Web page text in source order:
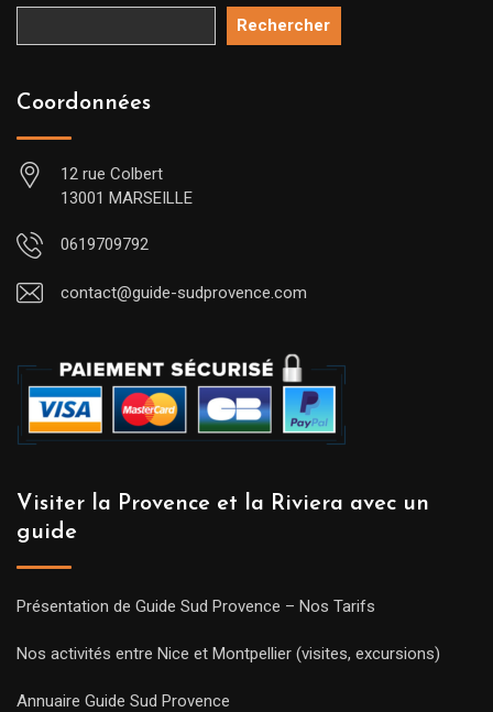
Rechercher
Coordonnées
12 rue Colbert
13001 MARSEILLE
0619709792
contact@guide-sudprovence.com
Visiter la Provence et la Riviera avec un
guide
Présentation de Guide Sud Provence – Nos Tarifs
Nos activités entre Nice et Montpellier (visites, excursions)
Annuaire Guide Sud Provence